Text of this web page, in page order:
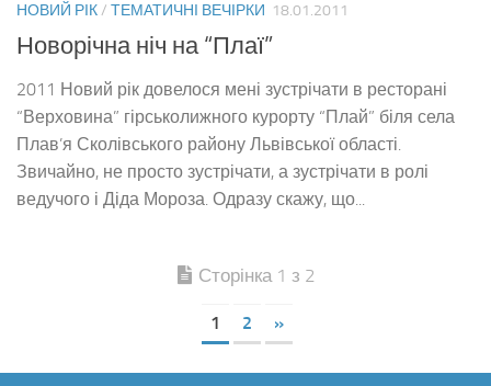
НОВИЙ РІК/ ТЕМАТИЧНІ ВЕЧІРКИ 18.01.2011
Новорічна ніч на “Плаї”
2011 Новий рік довелося мені зустрічати в ресторані
“Верховина” гірськолижного курорту “Плай” біля села
Плав’я Сколівського району Львівської області.
Звичайно, не просто зустрічати, а зустрічати в ролі
ведучого і Діда Мороза. Одразу скажу, що...
Сторінка 1 з 2
1 2 »